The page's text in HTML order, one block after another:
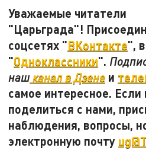
Уважаемые читатели
"Царьграда"!
соцсетях "ВКонтакте", в
"Одноклассники".
наш канал в Дзене и
самое интересное. Если
поделиться с нами,
наблюдения, вопросы,
электронную почту